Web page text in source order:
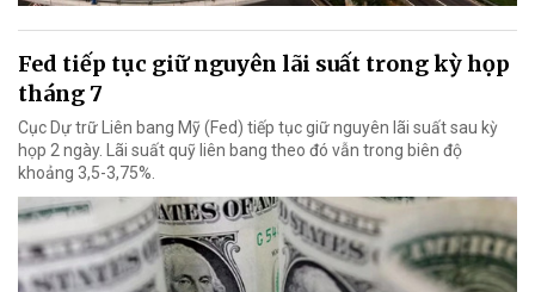
Fed tiếp tục giữ nguyên lãi suất trong kỳ họp
tháng 7
Cục Dự trữ Liên bang Mỹ (Fed) tiếp tục giữ nguyên lãi suất sau kỳ
họp 2 ngày. Lãi suất quỹ liên bang theo đó vẫn trong biên độ
khoảng 3,5-3,75%.